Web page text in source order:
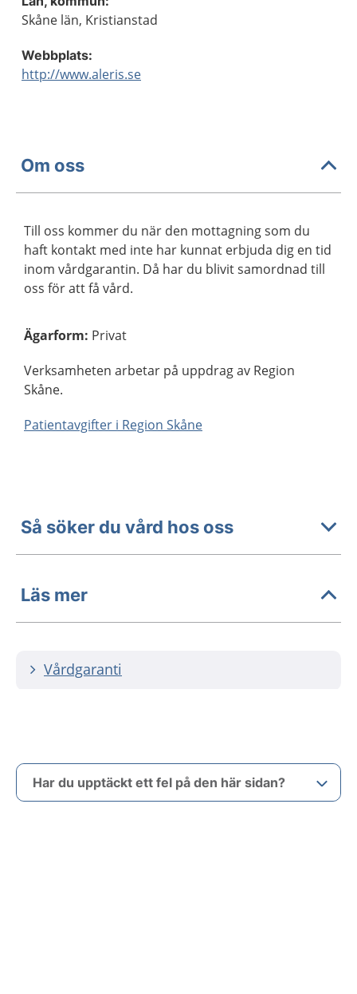
Skåne län, Kristianstad
Webbplats:
http://www.aleris.se
Om oss
Till oss kommer du när den mottagning som du
haft kontakt med inte har kunnat erbjuda dig en tid
inom vårdgarantin. Då har du blivit samordnad till
oss för att få vård.
Ägarform: Privat
Verksamheten arbetar på uppdrag av Region
Skåne.
Patientavgifter i Region Skåne
Så söker du vård hos oss
Läs mer
Vårdgaranti
Har du upptäckt ett fel på den här sidan?